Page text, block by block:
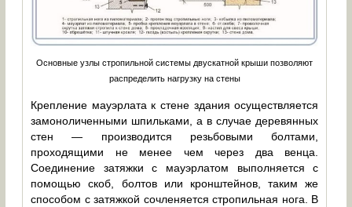
Основные узлы стропильной системы двускатной крыши позволяют
распределить нагрузку на стены
Крепление мауэрлата к стене здания осуществляется
замоноличенными шпильками, а в случае деревянных
стен — производится резьбовыми болтами,
проходящими не менее чем через два венца.
Соединение затяжки с мауэрлатом выполняется с
помощью скоб, болтов или кронштейнов, таким же
способом с затяжкой сочленяется стропильная нога. В